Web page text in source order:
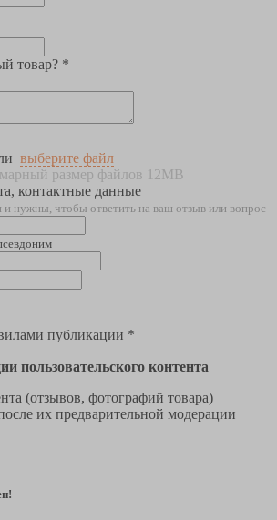
товар? *
выберите файл
размер файлов 12MB
контактные данные
нужны, чтобы ответить на ваш отзыв или вопрос
публикации *
пользовательского контента
(отзывов, фотографий товара)
их предварительной модерации